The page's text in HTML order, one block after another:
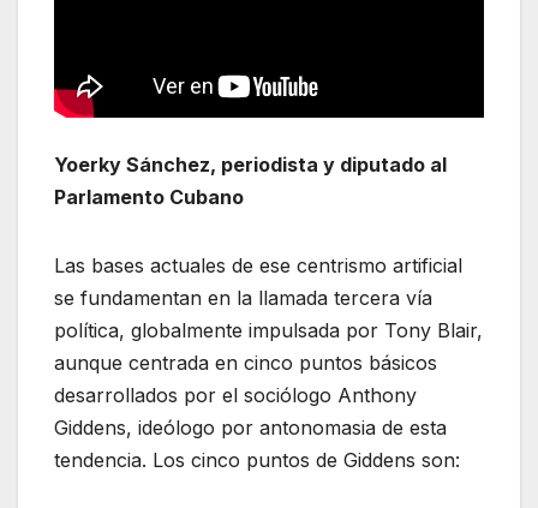
Yoerky Sánchez, periodista y diputado al
Parlamento Cubano
Las bases actuales de ese centrismo artificial
se fundamentan en la llamada tercera vía
política, globalmente impulsada por Tony Blair,
aunque centrada en cinco puntos básicos
desarrollados por el sociólogo Anthony
Giddens, ideólogo por antonomasia de esta
tendencia. Los cinco puntos de Giddens son: